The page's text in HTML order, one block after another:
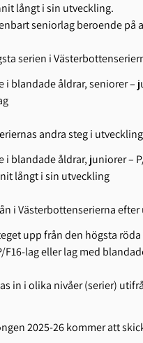
långt i sin utveckling.
seniorlag beroende på
serien i
i blandade åldrar, seniorer –
andra steg i
i blandade åldrar, juniorer –
långt i sin utveckling
i Västerbottenserierna
upp från den högsta
lag eller lag med
in i olika nivåer (serier)
2025-26 kommer att